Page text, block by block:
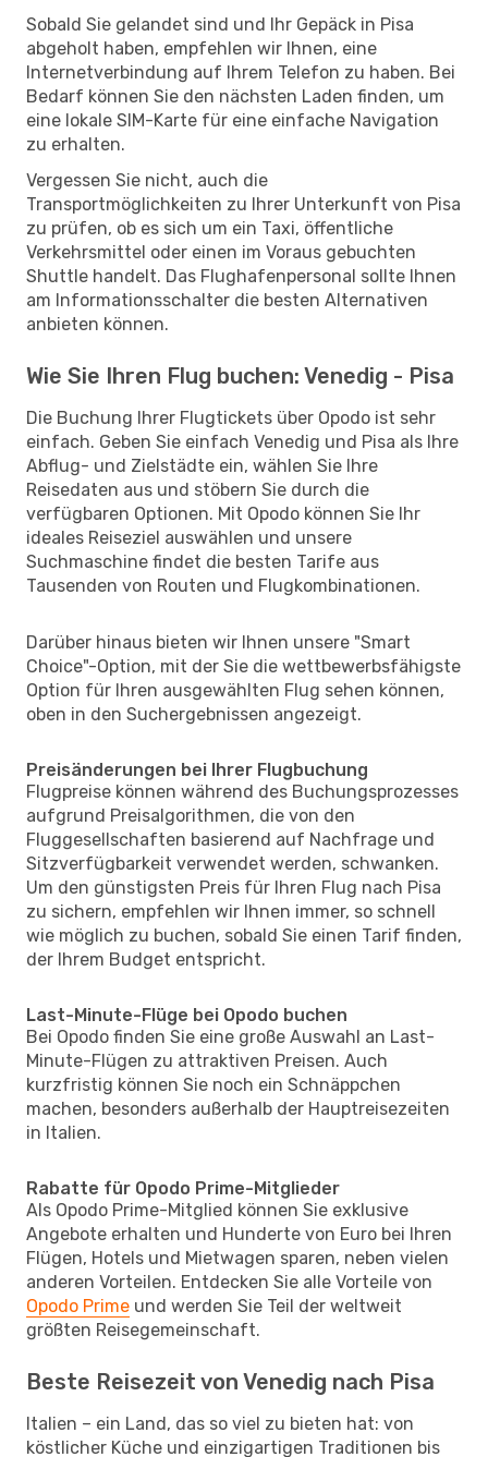
Sobald Sie gelandet sind und Ihr Gepäck in Pisa
abgeholt haben, empfehlen wir Ihnen, eine
Internetverbindung auf Ihrem Telefon zu haben. Bei
Bedarf können Sie den nächsten Laden finden, um
eine lokale SIM-Karte für eine einfache Navigation
zu erhalten.
Vergessen Sie nicht, auch die
Transportmöglichkeiten zu Ihrer Unterkunft von Pisa
zu prüfen, ob es sich um ein Taxi, öffentliche
Verkehrsmittel oder einen im Voraus gebuchten
Shuttle handelt. Das Flughafenpersonal sollte Ihnen
am Informationsschalter die besten Alternativen
anbieten können.
Wie Sie Ihren Flug buchen: Venedig - Pisa
Die Buchung Ihrer Flugtickets über Opodo ist sehr
einfach. Geben Sie einfach Venedig und Pisa als Ihre
Abflug- und Zielstädte ein, wählen Sie Ihre
Reisedaten aus und stöbern Sie durch die
verfügbaren Optionen. Mit Opodo können Sie Ihr
ideales Reiseziel auswählen und unsere
Suchmaschine findet die besten Tarife aus
Tausenden von Routen und Flugkombinationen.
Darüber hinaus bieten wir Ihnen unsere "Smart
Choice"-Option, mit der Sie die wettbewerbsfähigste
Option für Ihren ausgewählten Flug sehen können,
oben in den Suchergebnissen angezeigt.
Preisänderungen bei Ihrer Flugbuchung
Flugpreise können während des Buchungsprozesses
aufgrund Preisalgorithmen, die von den
Fluggesellschaften basierend auf Nachfrage und
Sitzverfügbarkeit verwendet werden, schwanken.
Um den günstigsten Preis für Ihren Flug nach Pisa
zu sichern, empfehlen wir Ihnen immer, so schnell
wie möglich zu buchen, sobald Sie einen Tarif finden,
der Ihrem Budget entspricht.
Last-Minute-Flüge bei Opodo buchen
Bei Opodo finden Sie eine große Auswahl an Last-
Minute-Flügen zu attraktiven Preisen. Auch
kurzfristig können Sie noch ein Schnäppchen
machen, besonders außerhalb der Hauptreisezeiten
in Italien.
Rabatte für Opodo Prime-Mitglieder
Als Opodo Prime-Mitglied können Sie exklusive
Angebote erhalten und Hunderte von Euro bei Ihren
Flügen, Hotels und Mietwagen sparen, neben vielen
anderen Vorteilen. Entdecken Sie alle Vorteile von
Opodo Prime und werden Sie Teil der weltweit
größten Reisegemeinschaft.
Beste Reisezeit von Venedig nach Pisa
Italien – ein Land, das so viel zu bieten hat: von
köstlicher Küche und einzigartigen Traditionen bis